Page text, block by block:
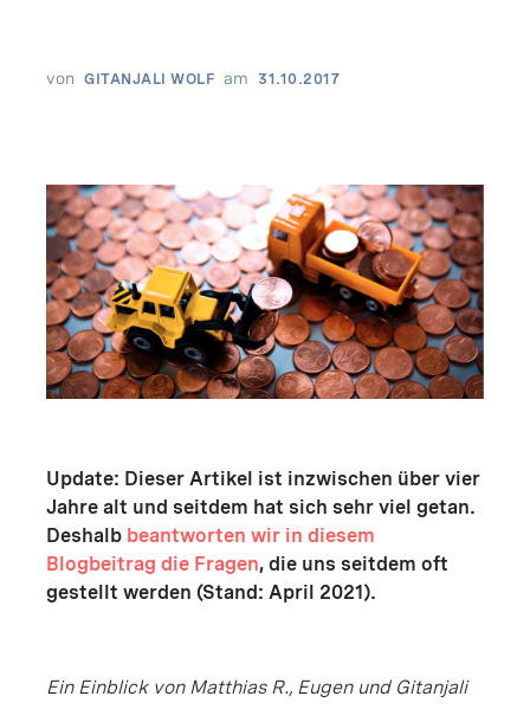
von GITANJALI WOLF am 31.10.2017
Update: Dieser Artikel ist inzwischen über vier
Jahre alt und seitdem hat sich sehr viel getan.
Deshalb beantworten wir in diesem
Blogbeitrag die Fragen, die uns seitdem oft
gestellt werden (Stand: April 2021).
Ein Einblick von Matthias R., Eugen und Gitanjali